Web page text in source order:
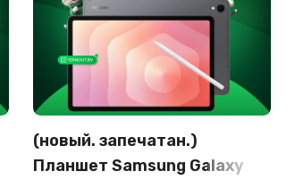
(новый. запечатан.)
Планшет Samsung Galaxy